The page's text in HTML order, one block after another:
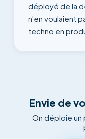
déployé de la
n'en voulaient
techno en
Envie de
On déploie un